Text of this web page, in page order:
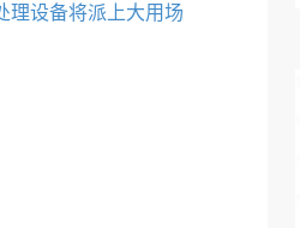
理设备将派上大用场